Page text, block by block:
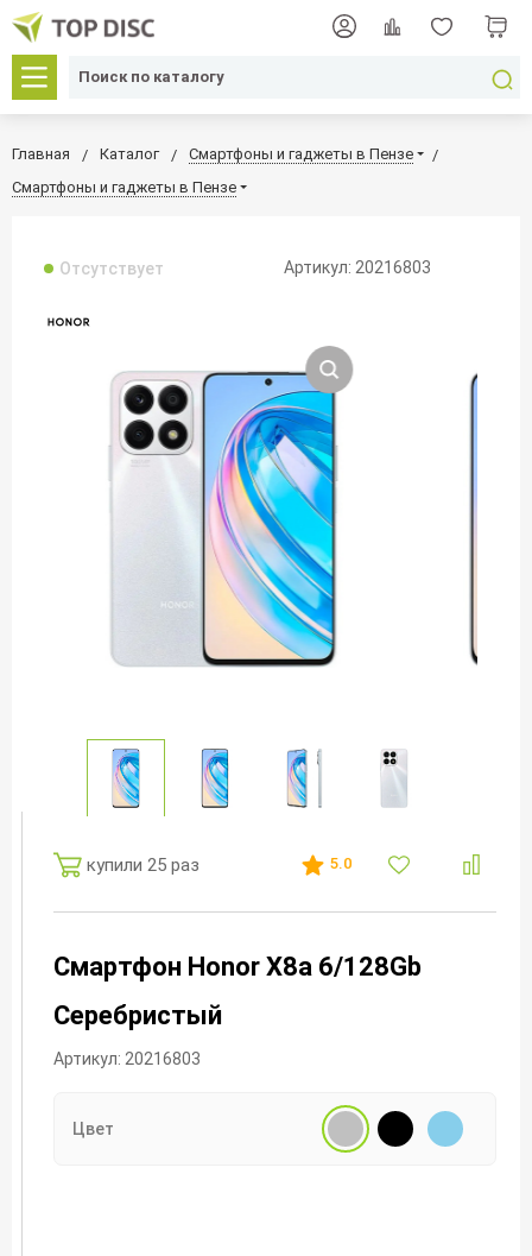
Главная Каталог
Смартфоны и гаджеты в Пензе
Смартфоны и гаджеты в Пензе
Отсутствует Артикул: 20216803
купили 25 раз 5.0
Смартфон Honor X8a 6/128Gb
Серебристый
Артикул: 20216803
Цвет